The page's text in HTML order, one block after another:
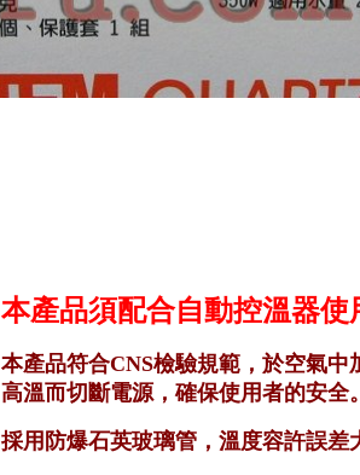
本產品須配合自動控溫器使
本產品符合CNS檢驗規範，於空氣
高溫而切斷電源，確保使用者的安全
採用防爆石英玻璃管，溫度容許誤差